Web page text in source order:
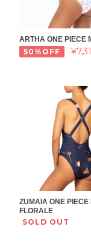
ARTHA ONE PIECE
50%OFF
ZUMAIA ONE PIECE
FLORALE
SOLD OUT